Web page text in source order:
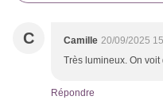
C Camille 20/09/2025
Très lumineux. On
Répondre